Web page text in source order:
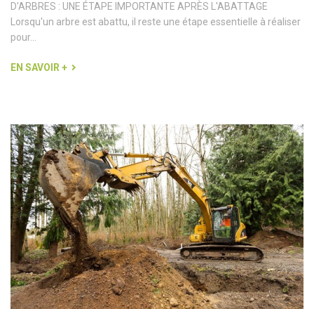
D'ARBRES : UNE ÉTAPE IMPORTANTE APRÈS L'ABATTAGE
Lorsqu'un arbre est abattu, il reste une étape essentielle à réaliser
pour...
EN SAVOIR +